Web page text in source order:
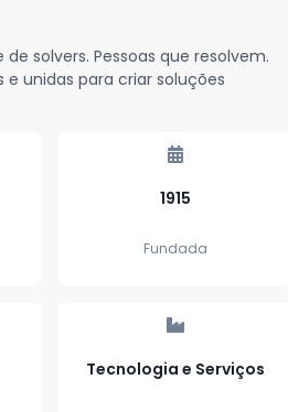
solvers. Pessoas que resolvem.
e unidas para criar soluções
1915
Fundada
Tecnologia e Serviços